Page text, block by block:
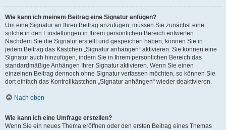
Wie kann ich meinem Beitrag eine Signatur anfügen?
Um eine Signatur an Ihren Beitrag anzufügen, müssen Sie zunächst eine
solche in den Einstellungen in Ihrem persönlichen Bereich entwerfen.
Nachdem Sie die Signatur erstellt und gespeichert haben, können Sie in
jedem Beitrag das Kästchen „Signatur anhängen“ aktivieren. Sie können eine
Signatur auch hinzufügen, indem Sie in Ihrem persönlichen Bereich das
standardmäßige Anhängen Ihrer Signatur aktivieren. Wenn Sie einen
einzelnen Beitrag dennoch ohne Signatur verfassen möchten, so können Sie
dort einfach das Kontrollkästchen „Signatur anhängen“ wieder deaktivieren.
Nach oben
Wie kann ich eine Umfrage erstellen?
Wenn Sie ein neues Thema eröffnen oder den ersten Beitrag eines Themas